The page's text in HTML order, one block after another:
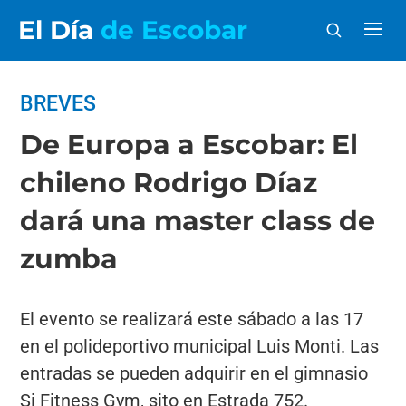
El Día de Escobar
BREVES
De Europa a Escobar: El
chileno Rodrigo Díaz
dará una master class de
zumba
El evento se realizará este sábado a las 17
en el polideportivo municipal Luis Monti. Las
entradas se pueden adquirir en el gimnasio
Si Fitness Gym, sito en Estrada 752.